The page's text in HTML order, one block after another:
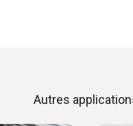
Autres